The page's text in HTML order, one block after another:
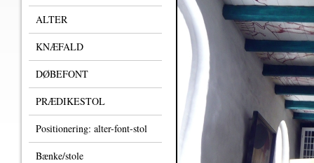
ALTER
KNÆFALD
DØBEFONT
PRÆDIKESTOL
Positionering: alter-font-stol
Bænke/stole